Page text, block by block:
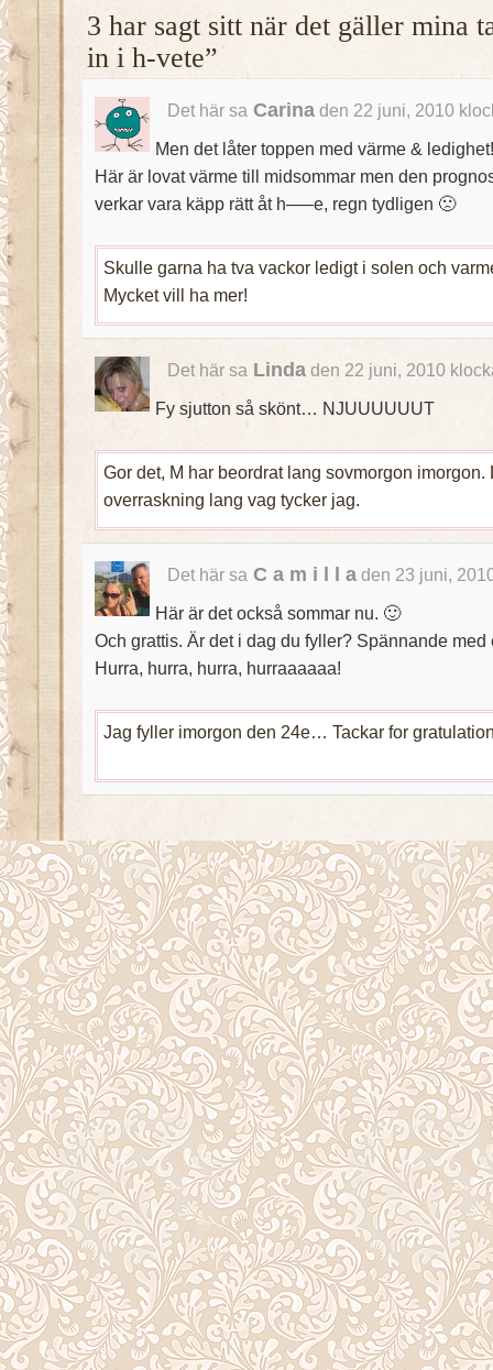
3 har sagt sitt när det gäller mina
in i h-vete”
Det här sa Carinaden 22 juni, 2010
Men det låter toppen med värme & ledighet!
Här är lovat värme till midsommar men den
verkar vara käpp rätt åt h—–e, regn tydligen 🙁
Skulle garna ha tva vackor ledigt i solen och
Mycket vill ha mer!
Det här sa Lindaden 22 juni, 2010
Fy sjutton så skönt… NJUUUUUUT
Gor det, M har beordrat lang sovmorgon imorgon.
overraskning lang vag tycker jag.
Det här sa C a m i l l aden 23 juni,
Här är det också sommar nu. 🙂
Och grattis. Är det i dag du fyller? Spännande
Hurra, hurra, hurra, hurraaaaaa!
Jag fyller imorgon den 24e… Tackar for